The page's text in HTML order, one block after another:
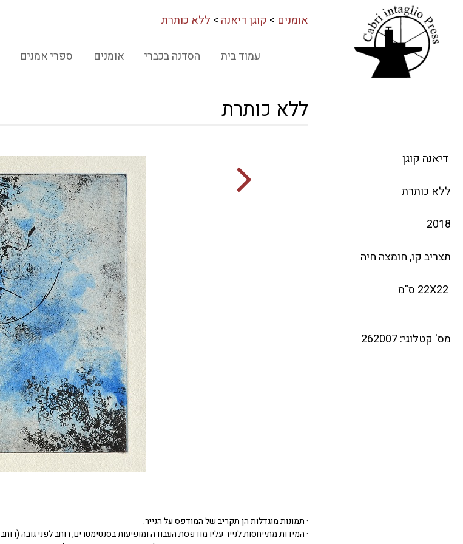
אומנים > קוגן דיאנה > ללא כותרת
ספרי אמנים אומנים הסדנה בכברי עמוד בית
ללא כותרת
· תמונות מוגדלות הן תקריב של המודפס על הנייר.
· המידות מתייחסות לנייר עליו מודפסת העבודה ומופיעות בסנטימטרים, רוחב לפני גובה (רוחב X גובה).
דיאנה קוגן
ללא כותרת
2018
תצריב קו, חומצה חיה
מס' קטלוגי: 262007